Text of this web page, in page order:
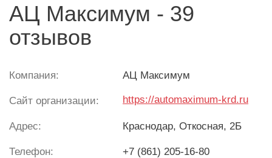
АЦ Максимум - 39
отзывов
Компания: АЦ Максимум
Сайт организации: https://automaximum-krd.ru
Адрес: Краснодар, Откосная, 2Б
Телефон: +7 (861) 205-16-80